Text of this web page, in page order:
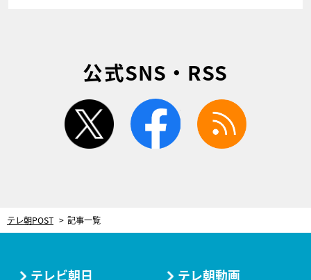
公式SNS・RSS
twitter facebook
テレ朝POST 記事一覧
テレビ朝日 テレ朝動画